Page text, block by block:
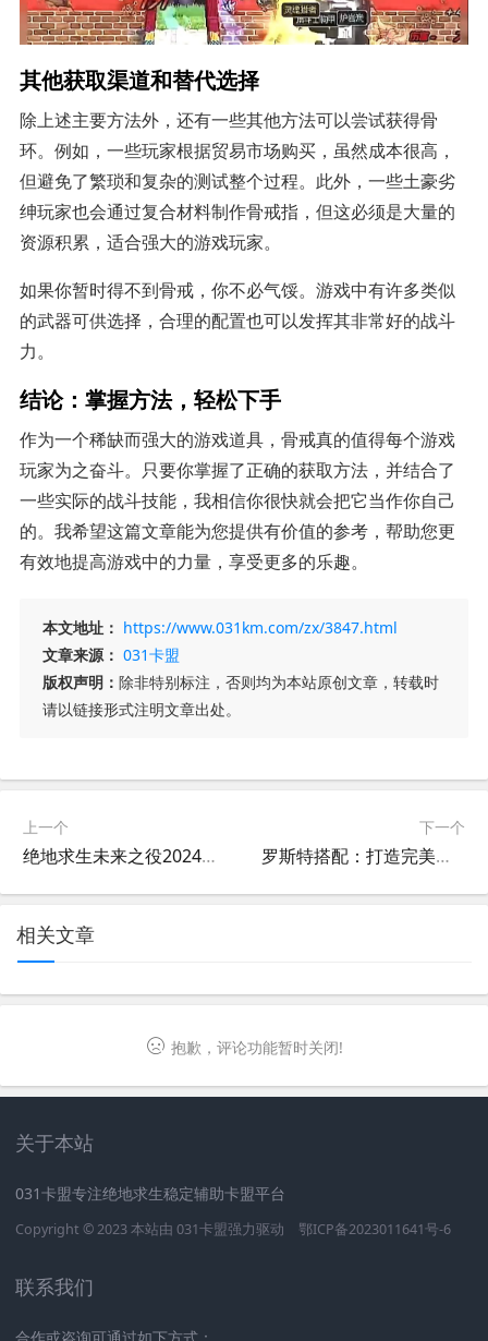
其他获取渠道和替代选择
除上述主要方法外，还有一些其他方法可以尝试获得骨
环。例如，一些玩家根据贸易市场购买，虽然成本很高，
但避免了繁琐和复杂的测试整个过程。此外，一些土豪劣
绅玩家也会通过复合材料制作骨戒指，但这必须是大量的
资源积累，适合强大的游戏玩家。
如果你暂时得不到骨戒，你不必气馁。游戏中有许多类似
的武器可供选择，合理的配置也可以发挥其非常好的战斗
力。
结论：掌握方法，轻松下手
作为一个稀缺而强大的游戏道具，骨戒真的值得每个游戏
玩家为之奋斗。只要你掌握了正确的获取方法，并结合了
一些实际的战斗技能，我相信你很快就会把它当作你自己
的。我希望这篇文章能为您提供有价值的参考，帮助您更
有效地提高游戏中的力量，享受更多的乐趣。
本文地址： https://www.031km.com/zx/3847.html
文章来源： 031卡盟
版权声明： 除非特别标注，否则均为本站原创文章，转载时
请以链接形式注明文章出处。
上一个
绝地求生未来之役2024兑换码大全-绝地求生未来之役2024最新兑换码获取方法
下一个
罗斯特搭配：打造完美风格的秘诀-如何通过罗斯特搭配提升个人形象与气质
相关文章
抱歉，评论功能暂时关闭!
关于本站
031卡盟专注绝地求生稳定辅助卡盟平台
Copyright © 2023 本站由 031卡盟强力驱动 鄂ICP备2023011641号-6
联系我们